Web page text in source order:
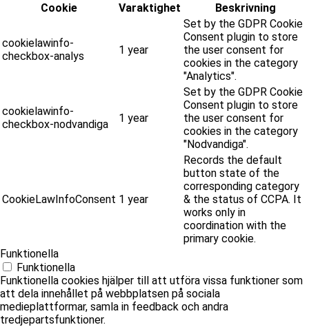
Cookie
Varaktighet Beskrivning
cookielawinfo-
checkbox-analys
1 year
Set by the GDPR Cookie
Consent plugin to store
the user consent for
cookies in the category
"Analytics".
cookielawinfo-
checkbox-nodvandiga
1 year
Set by the GDPR Cookie
Consent plugin to store
the user consent for
cookies in the category
"Nodvandiga".
CookieLawInfoConsent 1 year
Records the default
button state of the
corresponding category
& the status of CCPA. It
works only in
coordination with the
primary cookie.
Funktionella
Funktionella
Funktionella cookies hjälper till att utföra vissa funktioner som
att dela innehållet på webbplatsen på sociala
medieplattformar, samla in feedback och andra
tredjepartsfunktioner.